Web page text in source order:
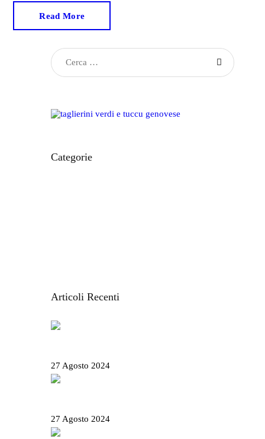
Read More
Ricerca
Categorie
Articoli Recenti
27 Agosto 2024
27 Agosto 2024